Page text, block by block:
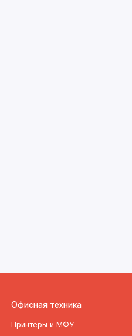
Офисная техника
Принтеры и МФУ